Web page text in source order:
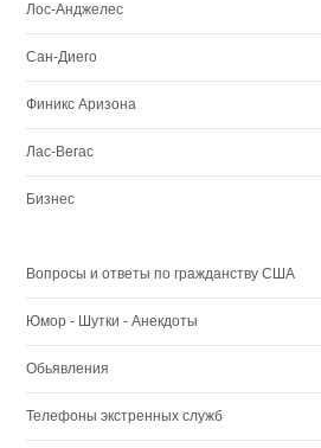
Лос-Анджелес
Сан-Диего
Финикс Аризона
Лас-Вегас
Бизнес
Вопросы и ответы по гражданству США
Юмор - Шутки - Анекдоты
Обьявления
Телефоны экстренных служб